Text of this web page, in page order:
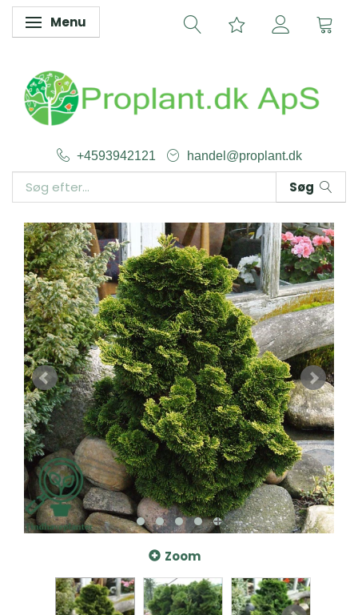
Skifte navigation
Menu
+4593942121 handel@proplant.dk
Søg
Zoom